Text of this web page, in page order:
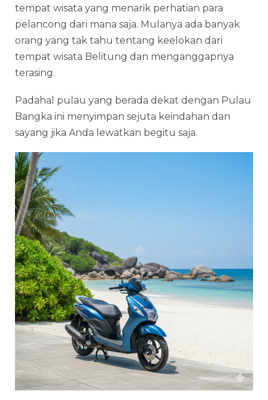
tempat wisata yang menarik perhatian para
pelancong dari mana saja. Mulanya ada banyak
orang yang tak tahu tentang keelokan dari
tempat wisata Belitung dan menganggapnya
terasing.
Padahal pulau yang berada dekat dengan Pulau
Bangka ini menyimpan sejuta keindahan dan
sayang jika Anda lewatkan begitu saja.